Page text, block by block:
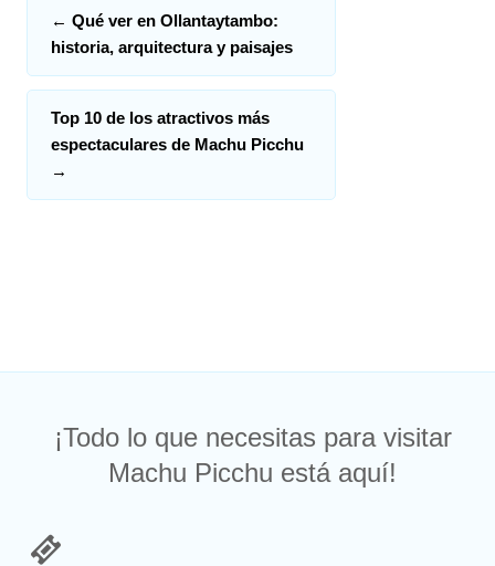
← Qué ver en Ollantaytambo:
historia, arquitectura y paisajes
Top 10 de los atractivos más
espectaculares de Machu Picchu
→
¡Todo lo que necesitas para visitar
Machu Picchu está aquí!